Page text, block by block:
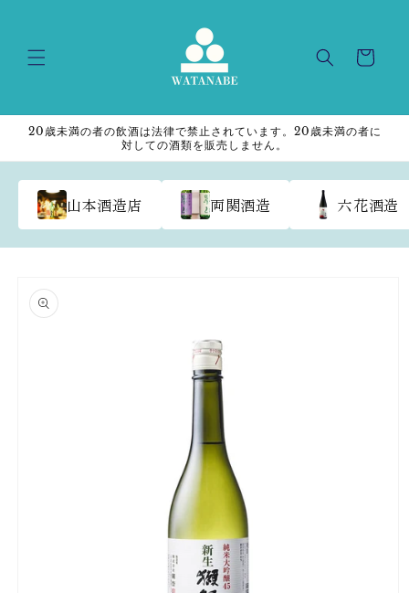
Cart
20歳未満の者の飲酒は法律で禁止されています。20歳未満の者に
対しての酒類を販売しません。
山本酒造店 両関酒造 六花酒造
product
information